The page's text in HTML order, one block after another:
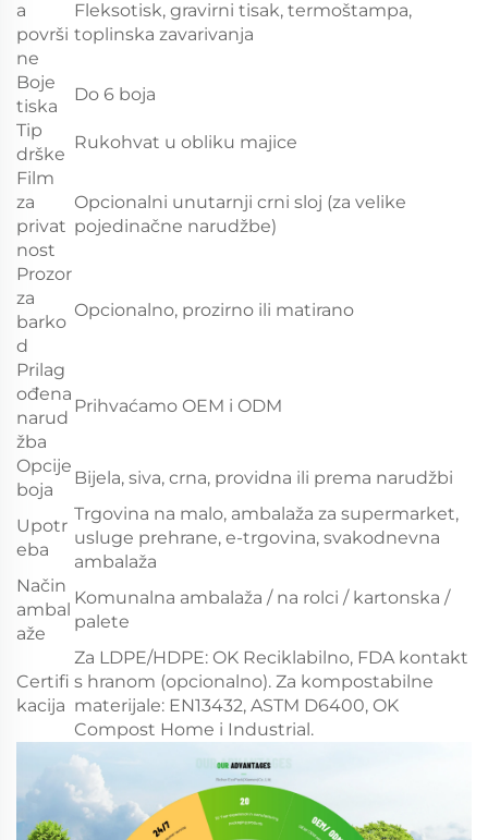
a
površi
ne
Fleksotisk, gravirni tisak, termoštampa,
toplinska zavarivanja
Boje
tiska
Do 6 boja
Tip
drške
Rukohvat u obliku majice
Film
za
privat
nost
Opcionalni unutarnji crni sloj (za velike
pojedinačne narudžbe)
Prozor
za
barko
d
Opcionalno, prozirno ili matirano
Prilag
ođena
narud
žba
Prihvaćamo OEM i ODM
Opcije
boja
Bijela, siva, crna, providna ili prema narudžbi
Upotr
eba
Trgovina na malo, ambalaža za supermarket,
usluge prehrane, e-trgovina, svakodnevna
ambalaža
Način
ambal
aže
Komunalna ambalaža / na rolci / kartonska /
palete
Certifi
kacija
Za LDPE/HDPE: OK Reciklabilno, FDA kontakt
s hranom (opcionalno). Za kompostabilne
materijale: EN13432, ASTM D6400, OK
Compost Home i Industrial.